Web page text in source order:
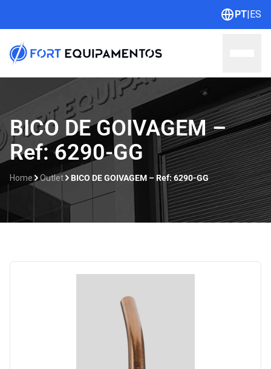
PT|ES
Home
Sobre nós
Linhas
Catálogos
BICO DE GOIVAGEM –
Ref: 6290-GG
Home Outlet BICO DE GOIVAGEM – Ref: 6290-GG